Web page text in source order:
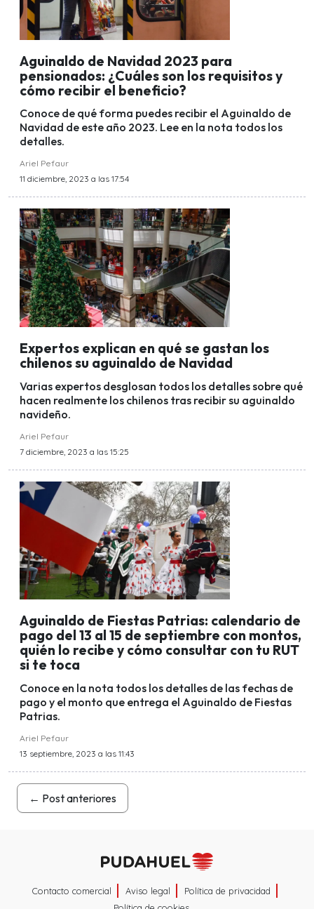
Aguinaldo de Navidad 2023 para
pensionados: ¿Cuáles son los requisitos y
cómo recibir el beneficio?
Conoce de qué forma puedes recibir el Aguinaldo de
Navidad de este año 2023. Lee en la nota todos los
detalles.
Ariel Pefaur
11 diciembre, 2023 a las 17:54
Expertos explican en qué se gastan los
chilenos su aguinaldo de Navidad
Varias expertos desglosan todos los detalles sobre qué
hacen realmente los chilenos tras recibir su aguinaldo
navideño.
Ariel Pefaur
7 diciembre, 2023 a las 15:25
Aguinaldo de Fiestas Patrias: calendario de
pago del 13 al 15 de septiembre con montos,
quién lo recibe y cómo consultar con tu RUT
si te toca
Conoce en la nota todos los detalles de las fechas de
pago y el monto que entrega el Aguinaldo de Fiestas
Patrias.
Ariel Pefaur
13 septiembre, 2023 a las 11:43
← Post anteriores
Contacto comercial Aviso legal
Política de privacidad